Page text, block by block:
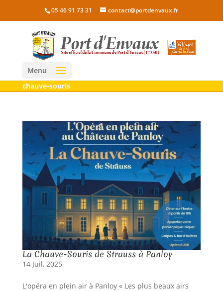
05 46 91 73 31 contact@portdenvaux.fr
Menu
chauve-souris
La Chauve-Souris de Strauss à Panloy
14 Juil, 2025
L'opéra en plein air à Panloy « Les plus beaux airs